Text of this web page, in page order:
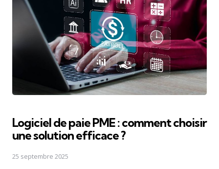
Logiciel de paie PME : comment choisir
une solution efficace ?
25 septembre 2025